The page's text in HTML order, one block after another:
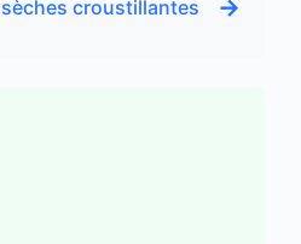
croustillantes →